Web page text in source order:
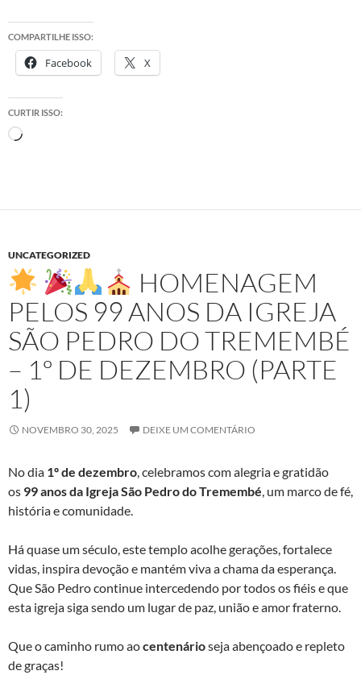
COMPARTILHE ISSO:
Facebook X
CURTIR ISSO:
Carregando...
UNCATEGORIZED
HOMENAGEM
PELOS 99 ANOS DA IGREJA
SÃO PEDRO DO TREMEMBÉ
– 1º DE DEZEMBRO (PARTE
1)
NOVEMBRO 30, 2025 DEIXE UM COMENTÁRIO
No dia 1º de dezembro, celebramos com alegria e gratidão
os 99 anos da Igreja São Pedro do Tremembé, um marco de fé,
história e comunidade.
Há quase um século, este templo acolhe gerações, fortalece
vidas, inspira devoção e mantém viva a chama da esperança.
Que São Pedro continue intercedendo por todos os fiéis e que
esta igreja siga sendo um lugar de paz, união e amor fraterno.
Que o caminho rumo aocentenárioseja abençoado e repleto
de graças!